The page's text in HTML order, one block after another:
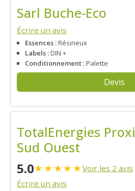
Sarl Buche-Eco
Écrire un avis
Essences :Résineux
Labels :DIN +
Conditionnement :Palette
Devis
TotalEnergies Proxi
Sud Ouest
5.0★★★★★Voir les 2 avis
Écrire un avis